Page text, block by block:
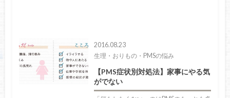
2016.08.23
生理・おりもの・PMSの悩み
【PMS症状別対処法】家事にやる気
がでない